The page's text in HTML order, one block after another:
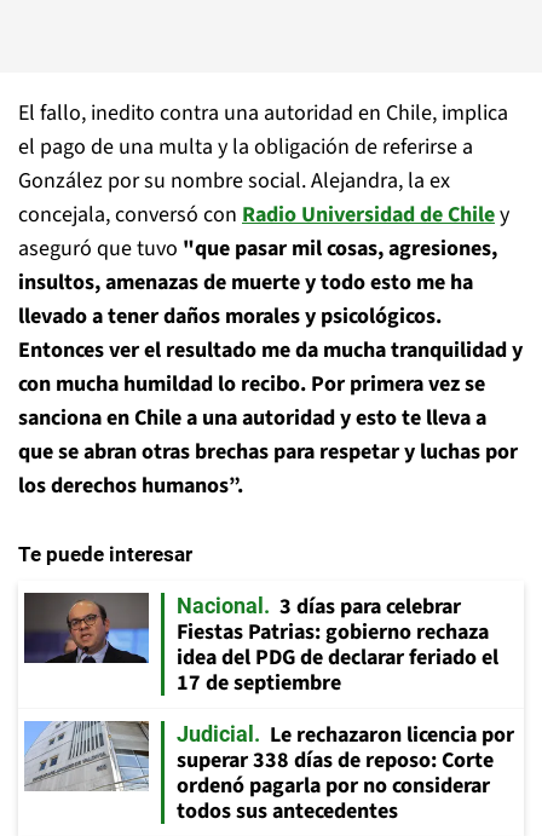
El fallo, inedito contra una autoridad en Chile, implica
el pago de una multa y la obligación de referirse a
González por su nombre social. Alejandra, la ex
concejala, conversó con Radio Universidad de Chiley
aseguró que tuvo "que pasar mil cosas, agresiones,
insultos, amenazas de muerte y todo esto me ha
llevado a tener daños morales y psicológicos.
Entonces ver el resultado me da mucha tranquilidad y
con mucha humildad lo recibo. Por primera vez se
sanciona en Chile a una autoridad y esto te lleva a
que se abran otras brechas para respetar y luchas por
los derechos humanos”.
Te puede interesar
Nacional
3 días para celebrar
Fiestas Patrias: gobierno rechaza
idea del PDG de declarar feriado el
17 de septiembre
Judicial
Le rechazaron licencia por
superar 338 días de reposo: Corte
ordenó pagarla por no considerar
todos sus antecedentes